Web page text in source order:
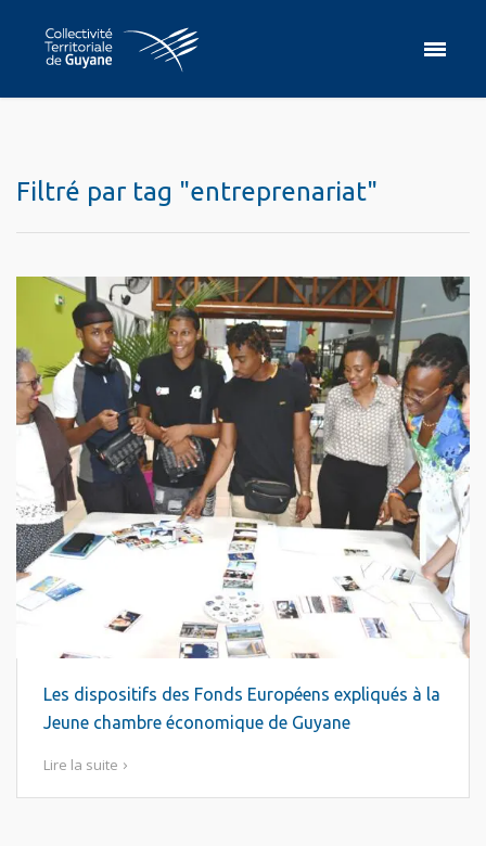
Filtré par tag "entreprenariat"
Les dispositifs des Fonds Européens expliqués à la
Jeune chambre économique de Guyane
Lire la suite